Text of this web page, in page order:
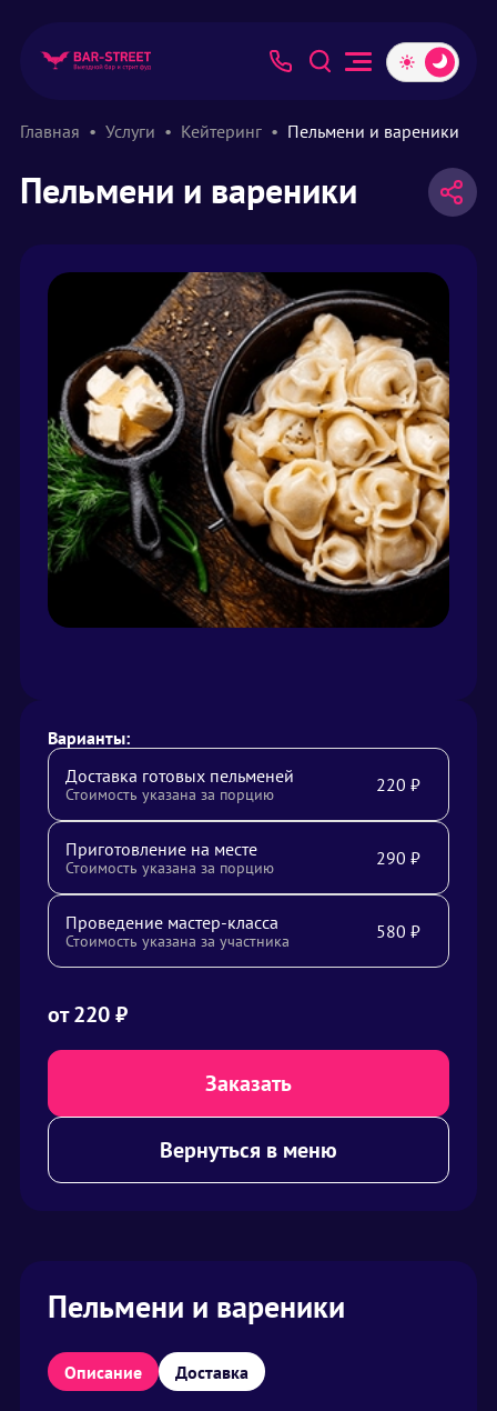
Главная Услуги Кейтеринг Пельмени и вареники
Пельмени и вареники
Варианты:
Доставка готовых пельменей
Стоимость указана за порцию 220 ₽
Приготовление на месте
Стоимость указана за порцию 290 ₽
Проведение мастер-класса
Стоимость указана за участника 580 ₽
от220₽
Заказать
Вернуться в меню
Пельмени и вареники
Описание Доставка